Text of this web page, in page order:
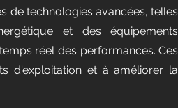
de technologies avancées, telles
et des équipements
réel des performances. Ces
d'exploitation et à améliorer la